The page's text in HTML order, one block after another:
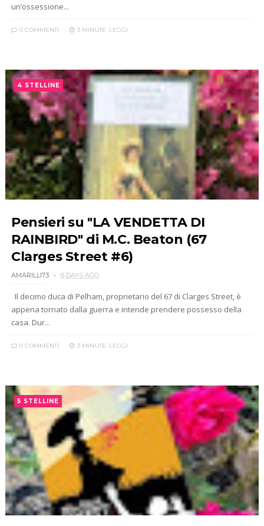
un’ossessione...
0 COMMENTI 3 MINUTE LEGGI
4 STELLINE
Pensieri su "LA VENDETTA DI
RAINBIRD" di M.C. Beaton (67
Clarges Street #6)
AMARILLI73 6 DAYS AGO
Il decimo duca di Pelham, proprietario del 67 di Clarges Street, è
appena tornato dalla guerra e intende prendere possesso della
casa. Dur...
0 COMMENTI 3 MINUTE LEGGI
5 STELLINE